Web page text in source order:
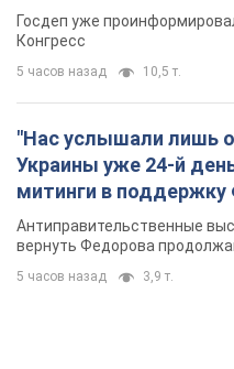
Госдеп уже
Конгресс
5 часов назад 10,5 т.
"Нас услышали лишь
Украины уже 24-й
митинги в
Антиправительственные
вернуть Федорова
5 часов назад 3,9 т.